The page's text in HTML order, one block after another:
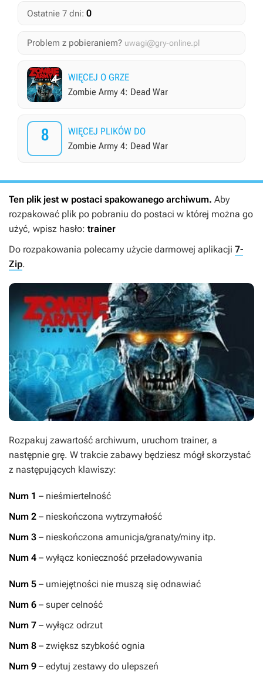
Ostatnie 7 dni: 0
Problem z pobieraniem? uwagi@gry-online.pl
WIĘCEJ O GRZE
Zombie Army 4: Dead War
8
WIĘCEJ PLIKÓW DO
Zombie Army 4: Dead War
Ten plik jest w postaci spakowanego archiwum. Aby
rozpakować plik po pobraniu do postaci w której można go
użyć, wpisz hasło: trainer
Do rozpakowania polecamy użycie darmowej aplikacji 7-
Zip.
Rozpakuj zawartość archiwum, uruchom trainer, a
następnie grę. W trakcie zabawy będziesz mógł skorzystać
z następujących klawiszy:
Num 1 – nieśmiertelność
Num 2 – nieskończona wytrzymałość
Num 3 – nieskończona amunicja/granaty/miny itp.
Num 4 – wyłącz konieczność przeładowywania
Num 5 – umiejętności nie muszą się odnawiać
Num 6 – super celność
Num 7 – wyłącz odrzut
Num 8 – zwiększ szybkość ognia
Num 9 – edytuj zestawy do ulepszeń